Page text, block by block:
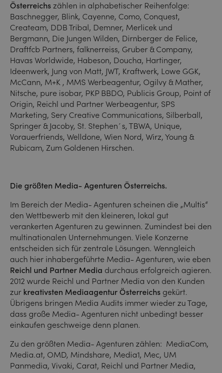
Österreichs zählen in alphabetischer Reihenfolge:
Baschnegger, Blink, Cayenne, Como, Conquest,
Createam, DDB Tribal, Demner, Merlicek und
Bergmann, Die Jungen Wilden, Dirnberger de Felice,
Draftfcb Partners, falknerreiss, Gruber & Company,
Havas Worldwide, Habeson, Doucha, Hartinger,
Ideenwerk, Jung von Matt, JWT, Kraftwerk, Lowe GGK,
McCann, M+K , MMS Werbeagentur, Ogilvy & Mather,
Nitsche, pure isobar, PKP BBDO, Publicis Group, Point of
Origin, Reichl und Partner Werbeagentur, SPS
Marketing, Sery Creative Communications, Silberball,
Springer & Jacoby, St. Stephen´s, TBWA, Unique,
Vorauerfriends, Welldone, Wien Nord, Wirz, Young &
Rubicam, Zum Goldenen Hirschen.
Die größten Media- Agenturen Österreichs.
Im Bereich der Media- Agenturen scheinen die „Multis“
den Wettbewerb mit den kleineren, lokal gut
verankerten Agenturen zu gewinnen. Zumindest bei den
multinationalen Unternehmungen. Viele Konzerne
entscheiden sich für zentrale Lösungen. Wenngleich
auch hier inhabergeführte Media- Agenturen, wie eben
Reichl und Partner Media durchaus erfolgreich agieren.
2012 wurde Reichl und Partner Media von den Kunden
zur kreativsten Mediaagentur Österreichs gekürt.
Übrigens bringen Media Audits immer wieder zu Tage,
dass große Media- Agenturen nicht unbedingt besser
einkaufen geschweige denn planen.
Zu den größten Media- Agenturen zählen: MediaCom,
Media.at, OMD, Mindshare, Media1, Mec, UM
Panmedia, Vivaki, Carat, Reichl und Partner Media,